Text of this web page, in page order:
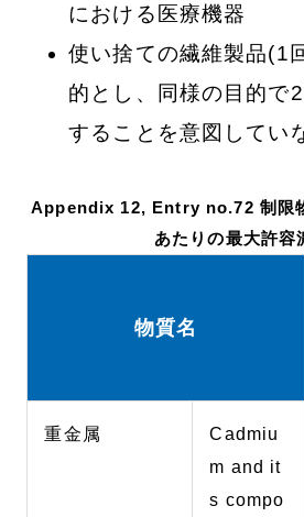
における医療機器
使い捨ての繊維製品(1
的とし、同様の目的で
することを意図してい
Appendix 12, Entry no.72 制限
あたりの最大許容
物質名
重金属
Cadmiu
m and it
s compo